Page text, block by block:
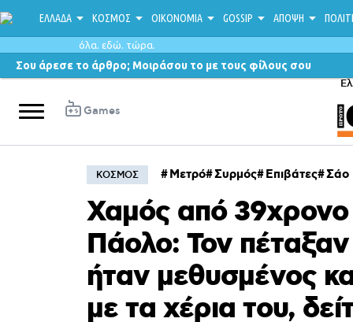
ΕΛΛΑΔΑ ΚΟΣΜΟΣ ΟΙΚΟΝΟΜΙΑ GOSSIP ΑΠΟΨΗ
όλα. εδώ. τώρα.
Σου άρεσε το άρθρο; Μοιράσου το με τους φίλους σου